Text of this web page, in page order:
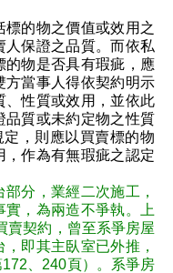
標的物之價值或效用之
保證之品質。而依私
的物是否具有瑕疵，應
方當事人得依契約明示
、性質或效用，並依此
品質或未約定物之性質
，則應以買賣標的物
作為有無瑕疵之認定
分，業經二次施工，
，為兩造不爭執。上
賣契約，曾至系爭房屋
即其主臥室已外推，
、240頁）。系爭房